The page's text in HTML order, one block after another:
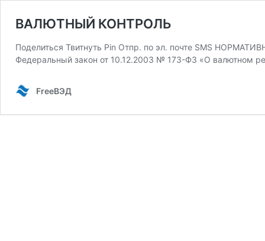
ВАЛЮТНЫЙ КОНТРОЛЬ
Поделиться Твитнуть Pin Отпр. по эл. почте SMS
Федеральный закон от 10.12.2003 № 173-ФЗ «О валютном
FreeВЭД